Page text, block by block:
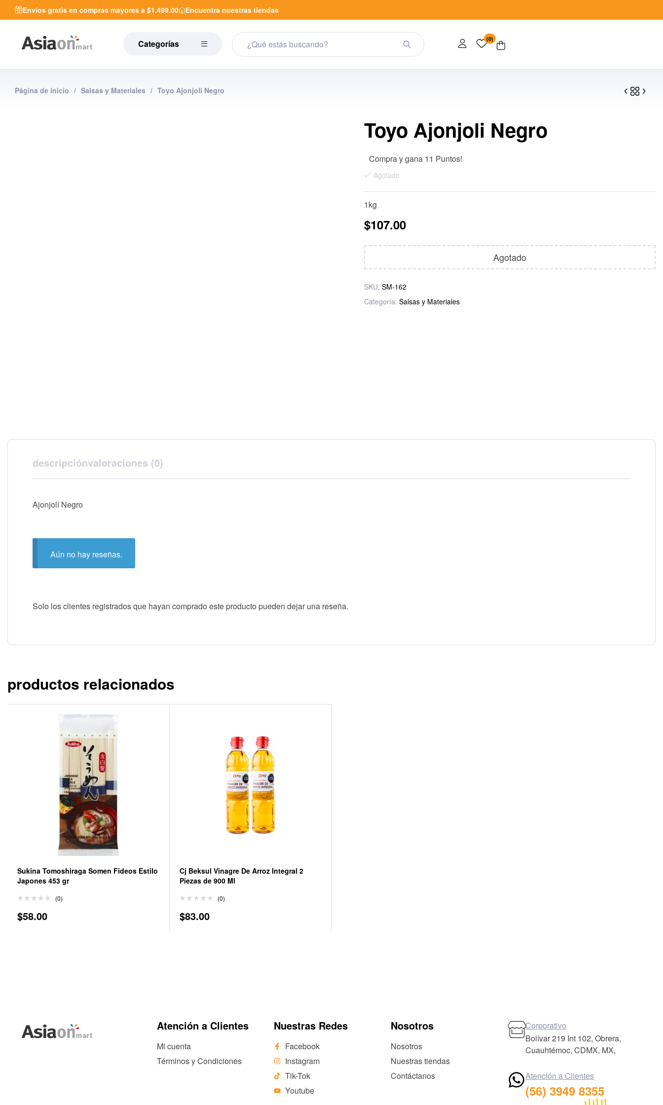
Envíos gratis en compras mayores a $1,499.00 Encuentra nuestras tiendas
Categorías (0)
Página de inicio / Salsas y Materiales / Toyo Ajonjoli Negro
Toyo Ajonjoli Negro
Compra y gana 11 Puntos!
Agotado
1kg
$107.00
Agotado
SKU: SM-162
Categoría: Salsas y Materiales
descripciónvaloraciones (0)
Ajonjolí Negro
Aún no hay reseñas.
Solo los clientes registrados que hayan comprado este producto pueden dejar una reseña.
productos relacionados
Sukina Tomoshiraga Somen Fideos Estilo
Japones 453 gr
(0)
$58.00
Cj Beksul Vinagre De Arroz Integral 2
Piezas de 900 Ml
(0)
$83.00
Atención a Clientes
Mi cuenta
Términos y Condiciones
Nuestras Redes
Facebook
Instagram
Tik-Tok
Youtube
Nosotros
Nosotros
Nuestras tiendas
Contáctanos
Corporativo
Bolívar 219 Int 102, Obrera,
Cuauhtémoc, CDMX, MX,
Atención a Clientes
(56) 3949 8355